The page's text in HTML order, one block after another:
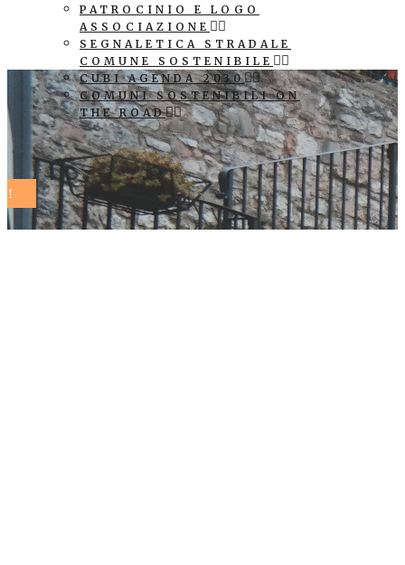
PATROCINIO E LOGO
ASSOCIAZIONE
SEGNALETICA STRADALE
COMUNE SOSTENIBILE
CUBI AGENDA 2030
COMUNI SOSTENIBILI ON
THE ROAD